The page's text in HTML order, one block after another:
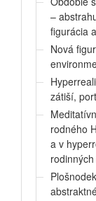
–
figurácia
Nová
zátiší,
rodného
a v